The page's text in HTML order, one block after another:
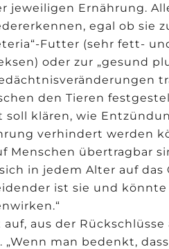
jeweiligen Ernährung.
egal ob sie
Futter (sehr fett-
oder zur „gesund
den Tieren
klären, wie
verhindert werden
Menschen übertragbar
in jedem Alter auf das
ist sie und könnte
aus der Rückschlüsse
man bedenkt, dass